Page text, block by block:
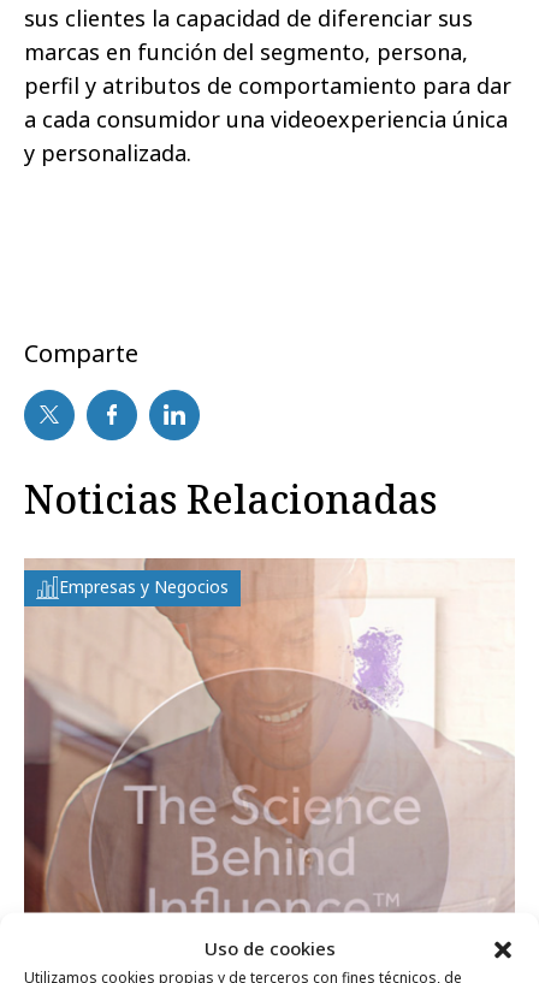
Uso de cookies
Utilizamos cookies propias y de terceros con fines técnicos, de
sus clientes la capacidad de diferenciar sus
marcas en función del segmento, persona,
perfil y atributos de comportamiento para dar
a cada consumidor una videoexperiencia única
y personalizada.
Comparte
Noticias Relacionadas
Empresas y Negocios